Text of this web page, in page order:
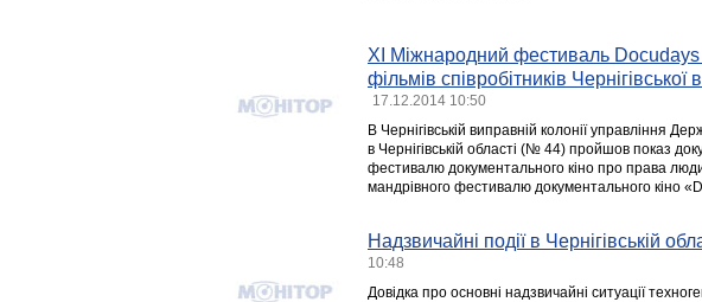
XI Міжнародний фестиваль
фільмів співробітників
17.12.2014 10:50
В Чернігівській виправній колонії управління
в Чернігівській області (№ 44) пройшов показ
фестивалю документального кіно про права
мандрівного фестивалю документального кіно
Надзвичайні події в Чернігівській
10:48
Довідка про основні надзвичайні ситуації